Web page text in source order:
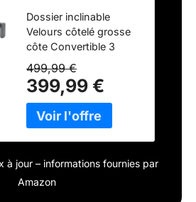
Velours côtelé L
231 x P 96.5 x H
80cm
Dossier inclinable
Velours côtelé grosse
côte Convertible 3
places
499,99 €
399,99 €
à jour – informations fournies par
Amazon